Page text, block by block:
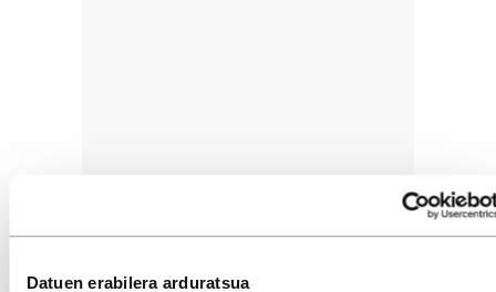
Datuen erabilera arduratsua